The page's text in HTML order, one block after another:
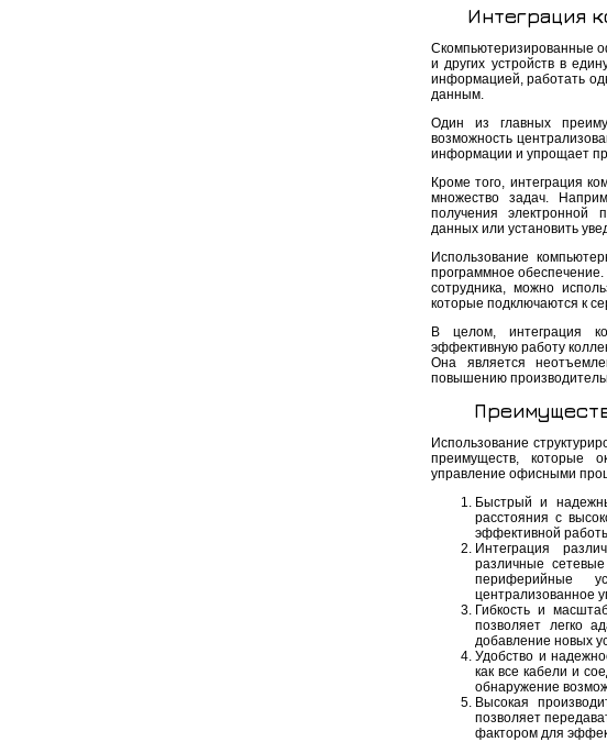
Интеграция
Скомпьютеризированные
и других устройств в
информацией, работать
данным.
Один из главных
возможность
информации и упрощает
Кроме того, интеграция
множество задач.
получения электронной
данных или установить
Использование
программное
сотрудника, можно
которые подключаются к
В целом, интеграция
эффективную работу
Она является
повышению
Использование
преимуществ, которые
управление офисными
Быстрый и
расстояния с
эффективной
Интеграция
различные
периферийные
централизованное
Гибкость и
позволяет легко
добавление новых
Удобство и
как все кабели и
обнаружение
Высокая
позволяет
фактором для